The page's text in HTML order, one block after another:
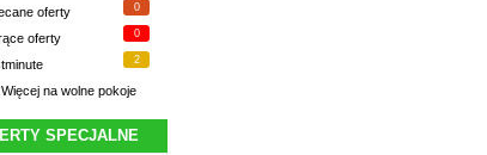
oferty 0
oferty 0
2
Więcej na wolne pokoje
SPECJALNE